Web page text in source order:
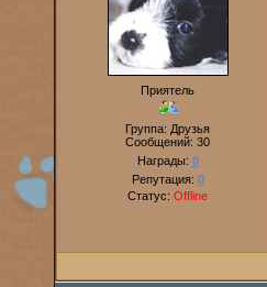
Приятель
Группа: Друзья
Сообщений: 30
Награды: 0
Репутация: 0
Статус: Offline